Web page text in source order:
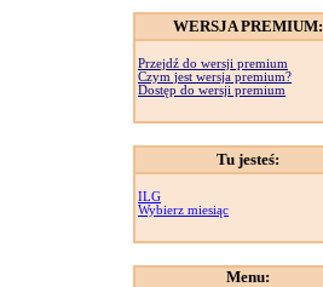
WERSJA PREMIUM:
Przejdź do wersji premium
Czym jest wersja premium?
Dostęp do wersji premium
Tu jesteś:
ILG
Wybierz miesiąc
Menu: